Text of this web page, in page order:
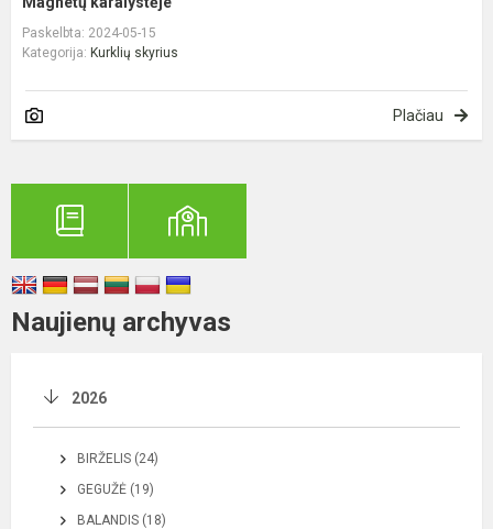
Paskelbta: 2024-05-15
Kategorija: Kurklių skyrius
Plačiau
Naujienų archyvas
2026
BIRŽELIS (24)
GEGUŽĖ (19)
BALANDIS (18)